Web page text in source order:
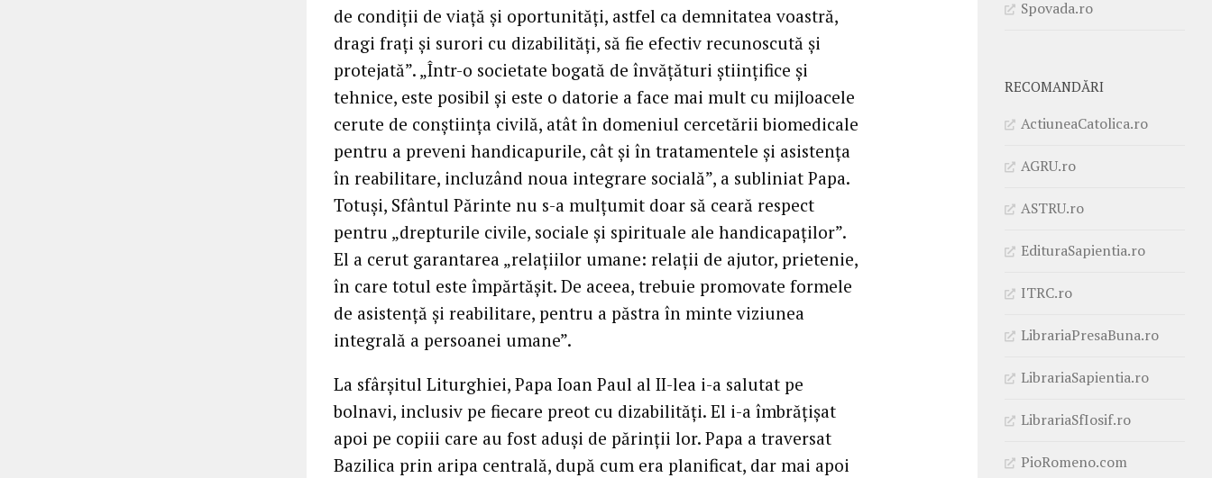
de condiţii de viaţă şi oportunităţi, astfel ca demnitatea voastră,
dragi fraţi şi surori cu dizabilităţi, să fie efectiv recunoscută şi
protejată”. „Într-o societate bogată de învăţături ştiinţifice şi
tehnice, este posibil şi este o datorie a face mai mult cu mijloacele
cerute de conştiinţa civilă, atât în domeniul cercetării biomedicale
pentru a preveni handicapurile, cât şi în tratamentele şi asistenţa
în reabilitare, incluzând noua integrare socială”, a subliniat Papa.
Totuşi, Sfântul Părinte nu s-a mulţumit doar să ceară respect
pentru „drepturile civile, sociale şi spirituale ale handicapaţilor”.
El a cerut garantarea „relaţiilor umane: relaţii de ajutor, prietenie,
în care totul este împărtăşit. De aceea, trebuie promovate formele
de asistenţă şi reabilitare, pentru a păstra în minte viziunea
integrală a persoanei umane”.
La sfârşitul Liturghiei, Papa Ioan Paul al II-lea i-a salutat pe
bolnavi, inclusiv pe fiecare preot cu dizabilităţi. El i-a îmbrăţişat
apoi pe copiii care au fost aduşi de părinţii lor. Papa a traversat
Bazilica prin aripa centrală, după cum era planificat, dar mai apoi
Spovada.ro
RECOMANDĂRI
ActiuneaCatolica.ro
AGRU.ro
ASTRU.ro
EdituraSapientia.ro
ITRC.ro
LibrariaPresaBuna.ro
LibrariaSapientia.ro
LibrariaSfIosif.ro
PioRomeno.com